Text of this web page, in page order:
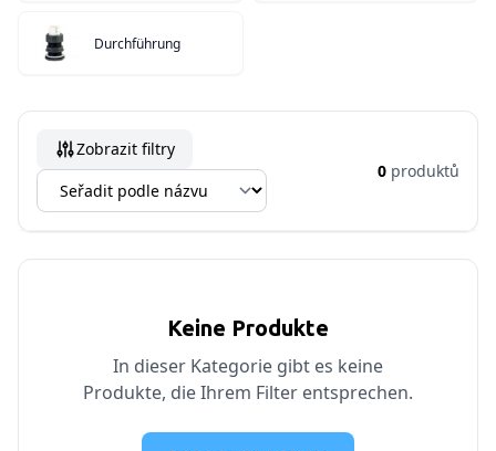
Durchführung
Zobrazit filtry
0 produktů
Keine Produkte
In dieser Kategorie gibt es keine
Produkte, die Ihrem Filter entsprechen.